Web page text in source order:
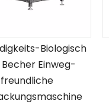
Biologisch
Einweg-